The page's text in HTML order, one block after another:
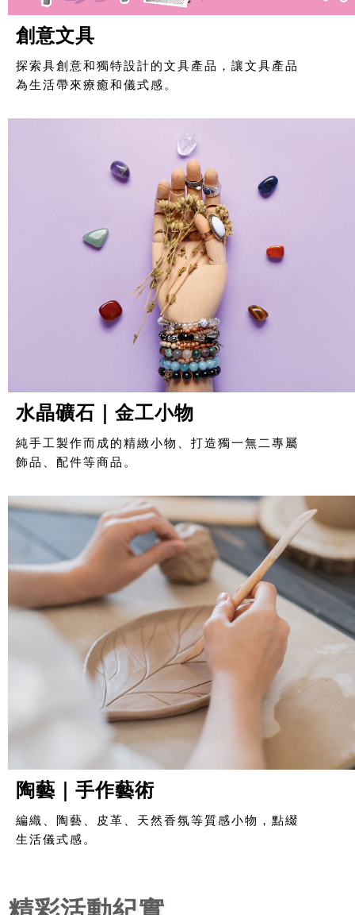
創意文具
探索具創意和獨特設計的文具產品，讓文具產品
為生活帶來療癒和儀式感。
水晶礦石｜金工小物
純手工製作而成的精緻小物、打造獨一無二專屬
飾品、配件等商品。
陶藝｜手作藝術
編織、陶藝、皮革、天然香氛等質感小物，點綴
生活儀式感。